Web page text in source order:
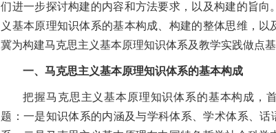
们进一步探讨构建的内容和方法要求，以及构建的旨向
义基本原理知识体系的基本构成、构建的整体思维，以
冀为构建马克思主义基本原理知识体系及教学实践做点基
一、马克思主义基本原理知识体系的基本构成
把握马克思主义基本原理知识体系的基本构成，
题：一是知识体系的内涵及与学科体系、学术体系、话